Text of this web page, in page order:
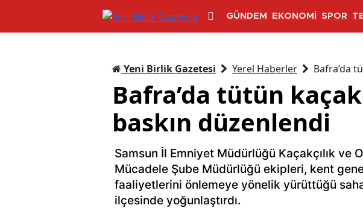
GÜNDEM EKONOMİ SPOR
Yeni Birlik Gazetesi Yerel Haberler Bafra’da
Bafra’da tütün
baskın düzenlendi
Samsun İl Emniyet Müdürlüğü Kaçakçılık ve
Mücadele Şube Müdürlüğü ekipleri, kent
faaliyetlerini önlemeye yönelik yürüttüğü saha
ilçesinde yoğunlaştırdı.